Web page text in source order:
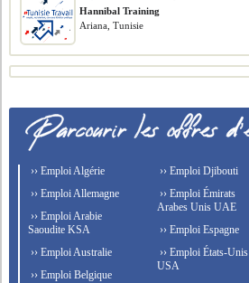
Hannibal Training
Ariana, Tunisie
›› Emploi Algérie
›› Emploi Allemagne
›› Emploi Arabie
Saoudite KSA
›› Emploi Australie
›› Emploi Belgique
›› Emploi Djibouti
›› Emploi Émirats
Arabes Unis UAE
›› Emploi Espagne
›› Emploi États-Unis
USA